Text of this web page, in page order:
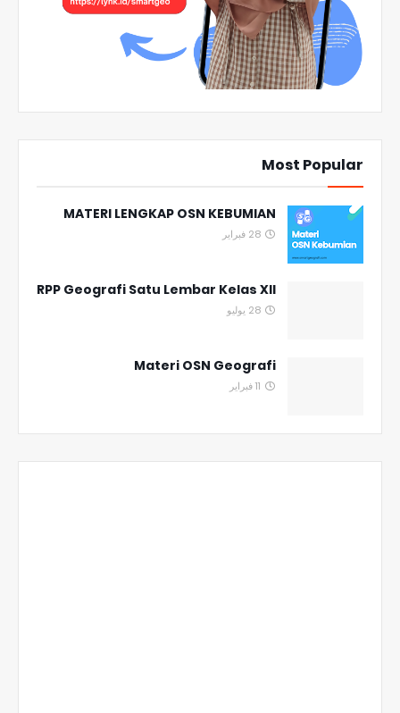
Most Popular
MATERI LENGKAP OSN KEBUMIAN
28 فبراير
RPP Geografi Satu Lembar Kelas XII
28 يوليو
Materi OSN Geografi
11 فبراير